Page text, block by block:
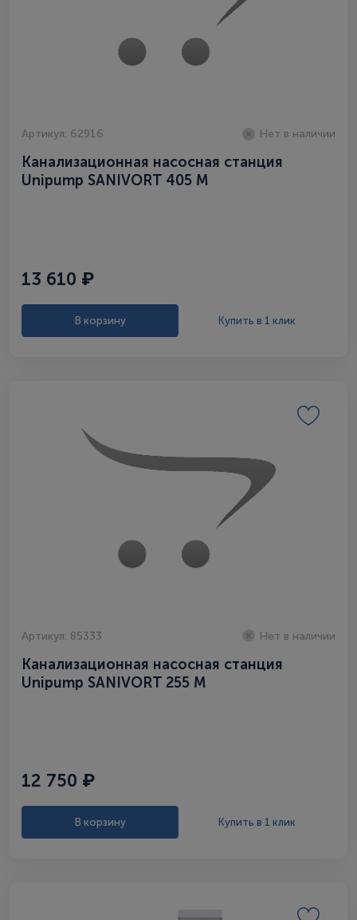
Артикул: 62916 Нет в наличии
Канализационная насосная станция
Unipump SANIVORT 405 М
13 610 ₽
В корзину Купить в 1 клик
Артикул: 85333 Нет в наличии
Канализационная насосная станция
Unipump SANIVORT 255 М
12 750 ₽
В корзину Купить в 1 клик